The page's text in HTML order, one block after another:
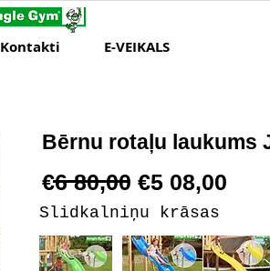
Kontakti E-VEIKALS
Bērnu rotaļu laukums
€6 80,00 €5 08,00
Slidkalniņu krāsas